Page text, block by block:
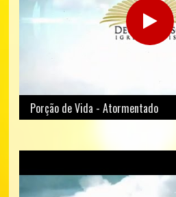
Porção de Vida - Atormentado